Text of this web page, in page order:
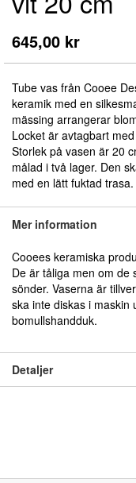
645,00 kr
Tube vas från Cooee
keramik med en
mässing arrangerar
Locket är avtagbart
Storlek på vasen är 20
målad i två lager. Den
med en lätt fuktad trasa.
av
bildgalleriet
Mer information
Cooees keramiska
De är tåliga men om de
sönder. Vaserna är
ska inte diskas i maskin
bomullshandduk.
Detaljer